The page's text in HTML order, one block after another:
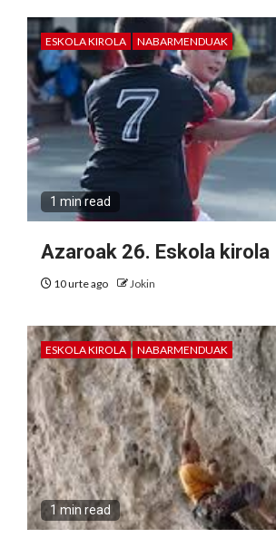
ESKOLA KIROLA NABARMENDUAK
1 min read
Azaroak 26. Eskola kirola
10 urte ago Jokin
ESKOLA KIROLA NABARMENDUAK
1 min read